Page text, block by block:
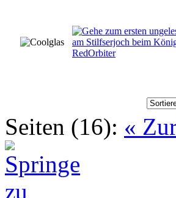
am Stilfserjoch beim
RedOrbiter
Seiten (16): «